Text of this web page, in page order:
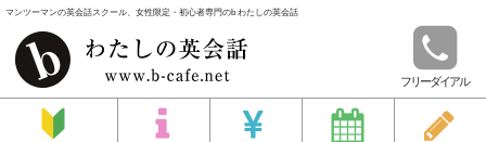
マンツーマンの英会話スクール、女性限定・初心者専門のb わたしの英会話
フリーダイアル